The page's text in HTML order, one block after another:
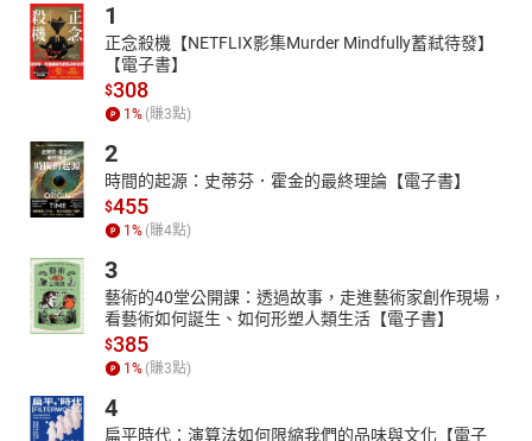
1
正念殺機【NETFLIX影集Murder Mindfully蓄弒待發】
【電子書】
$308
1 % (賺3點)
2
時間的起源：史蒂芬．霍金的最終理論【電子書】
$455
1 % (賺4點)
3
藝術的40堂公開課：透過故事，走進藝術家創作現場，
看藝術如何誕生、如何形塑人類生活【電子書】
$385
1 % (賺3點)
4
扁平時代：演算法如何限縮我們的品味與文化【電子